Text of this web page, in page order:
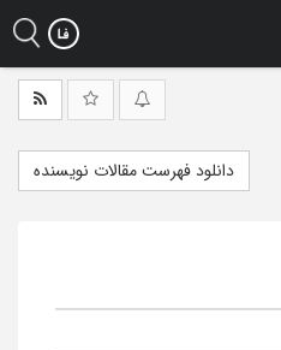
دانلود فهرست مقالات نویسنده